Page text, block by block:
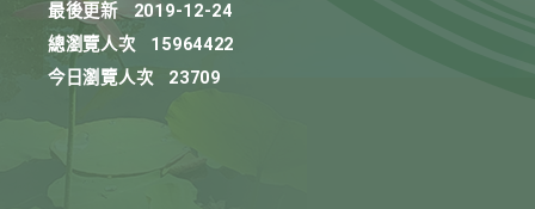
最後更新
2019-12-24
總瀏覽人次
15964422
今日瀏覽人次
23709